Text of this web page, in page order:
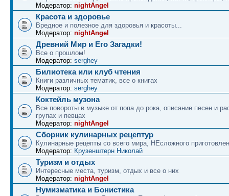
Модератор: nightAngel
Красота и здоровье
Вредное и полезное для здоровья и красоты...
Модератор: nightAngel
Древний Мир и Его Загадки!
Все о прошлом!
Модератор: serghey
Билиотека или клуб чтения
Книги различных тематик, все о книгах
Модератор: serghey
Коктейль музона
Все повороты в музыке от попа до рока, описание песен и
групах и певцах
Модератор: nightAngel
Сборник кулинарных рецептур
Кулинарные рецепты со всего мира, НЕсложного
Модератор: Крузенштерн Николай
Туризм и отдых
Интересные места, туризм, отдых и все о них
Модератор: nightAngel
Нумизматика и Бонистика